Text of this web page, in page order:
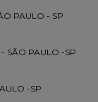
PAULO - SP
SÃO PAULO -SP
-SP